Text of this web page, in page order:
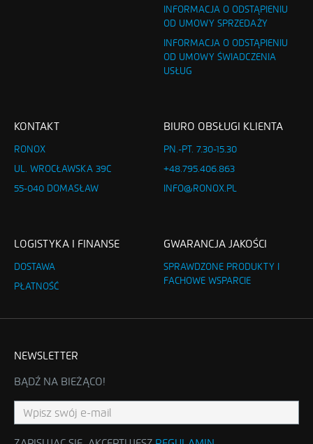
INFORMACJA O ODSTĄPIENIU
OD UMOWY SPRZEDAŻY
INFORMACJA O ODSTĄPIENIU
OD UMOWY ŚWIADCZENIA
USŁUG
KONTAKT
RONOX
UL. WROCŁAWSKA 39C
55-040 DOMASŁAW
BIURO OBSŁUGI KLIENTA
PN.-PT. 7.30-15.30
+48.795.406.863
INFO@RONOX.PL
LOGISTYKA I FINANSE
DOSTAWA
PŁATNOŚĆ
GWARANCJA JAKOŚCI
SPRAWDZONE PRODUKTY I
FACHOWE WSPARCIE
NEWSLETTER
BĄDŹ NA BIEŻĄCO!